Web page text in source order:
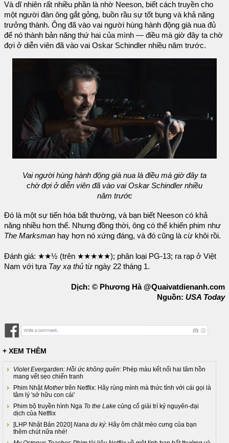
Và dĩ nhiên rất nhiều phần là nhờ Neeson, biết cách truyền cho
một người đàn ông gắt gỏng, buồn rầu sự tốt bụng và khả năng
trưởng thành. Ông đã vào vai người hùng hành động già nua đủ
để nó thành bản năng thứ hai của mình — điều mà giờ đây ta chờ
đợi ở diễn viên đã vào vai Oskar Schindler nhiều năm trước.
Vai người hùng hành động già nua là điều mà giờ đây ta
chờ đợi ở diễn viên đã vào vai Oskar Schindler nhiều
năm trước
Đó là một sự tiến hóa bất thường, và bạn biết Neeson có khả
năng nhiều hơn thế. Nhưng đồng thời, ông có thể khiến phim như
The Marksman hay hơn nó xứng đáng, và đó cũng là cừ khôi rồi.
Đánh giá: ★★½ (trên ★★★★★); phân loại PG-13; ra rạp ở Việt
Nam với tựa Tay xạ thủ từ ngày 22 tháng 1.
Dịch: © Phương Hà @Quaivatdienanh.com
Nguồn: USA Today
+ XEM THÊM
Violet Evergarden: Hồi ức không quên: Phép màu kết nối hai tâm hồn
mang vết sẹo chiến tranh
Phim NhậtMothertrên Netflix: Hãy rùng mình mà thức tỉnh với cái gọi là
tâm lý 'sở hữu con cái'
Phim bộ truyền hình Nga To the Lake củng cố giải trí kỷ nguyên-đại
dịch của Netflix
[LHP Nhật Bản 2020] Nana du ký: Hãy ôm chặt mèo cưng của bạn
thêm chút nữa nhé!